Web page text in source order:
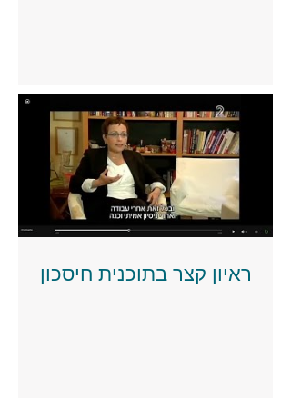
ראיון קצר בתוכנית חיסכון